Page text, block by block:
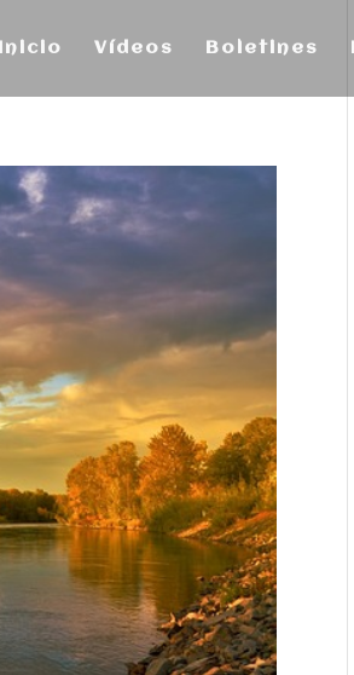
Inicio Vídeos Boletines